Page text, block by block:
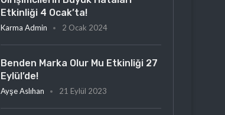
Etkinliği 4 Ocak’ta!
Karma Admin 2 Ocak 2024
Benden Marka Olur Mu Etkinliği 27
Eylül’de!
Ayşe Aslıhan 21 Eylül 2023